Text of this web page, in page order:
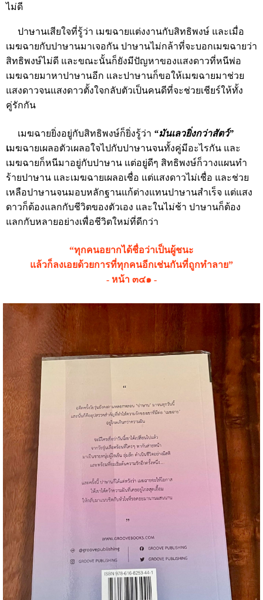
ไม่ดี
ปาษานเสียใจที่รู้ว่า เมฆฉายแต่งงานกับสิทธิพงษ์ และเมื่อ
เมฆฉายกับปาษานมาเจอกัน ปาษานไม่กล้าที่จะบอกเมฆฉายว่า
สิทธิพงษ์ไม่ดี และขณะนั้นก็ยังมีปัญหาของแสงดาวที่หนีพ่อ
เมฆฉายมาหาปาษานอีก และปาษานก็ขอให้เมฆฉายมาช่วย
แสงดาวจนแสงดาวตั้งใจกลับตัวเป็นคนดีที่จะช่วยเชียร์ให้ทั้ง
คู่รักกัน
เมฆฉายยิ่งอยู่กับสิทธิพงษ์ก็ยิ่งรู้ว่า “มันเลวยิ่งกว่าสัตว์”
เมฆฉายเผลอตัวเผลอใจไปกับปาษานจนทั้งคู่มีอะไรกัน และ
เมฆฉายก็หนีมาอยู่กับปาษาน แต่อยู่ดีๆ สิทธิพงษ์ก็วางแผนทำ
ร้ายปาษาน และเมฆฉายเผลอเชื่อ แต่แสงดาวไม่เชื่อ และช่วย
เหลือปาษานจนมอบหลักฐานแก้ต่างแทนปาษานสำเร็จ แต่แสง
ดาวก็ต้องแลกกับชีวิตของตัวเอง และในไม่ช้า ปาษานก็ต้อง
แลกกับหลายอย่างเพื่อชีวิตใหม่ที่ดีกว่า
“ทุกคนอยากได้ชื่อว่าเป็นผู้ชนะ
แล้วก็ลงเอยด้วยการที่ทุกคนอีกเช่นกันที่ถูกทำลาย”
- หน้า ๓๔๑ -